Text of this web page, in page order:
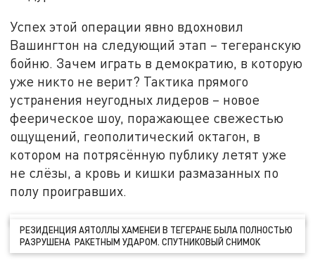
Успех этой операции явно вдохновил
Вашингтон на следующий этап – тегеранскую
бойню. Зачем играть в демократию, в которую
уже никто не верит? Тактика прямого
устранения неугодных лидеров – новое
феерическое шоу, поражающее свежестью
ощущений, геополитический октагон, в
котором на потрясённую публику летят уже
не слёзы, а кровь и кишки размазанных по
полу проигравших.
РЕЗИДЕНЦИЯ АЯТОЛЛЫ ХАМЕНЕИ В ТЕГЕРАНЕ БЫЛА ПОЛНОСТЬЮ
РАЗРУШЕНА РАКЕТНЫМ УДАРОМ. СПУТНИКОВЫЙ СНИМОК